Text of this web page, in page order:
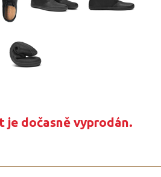
je dočasně vyprodán.